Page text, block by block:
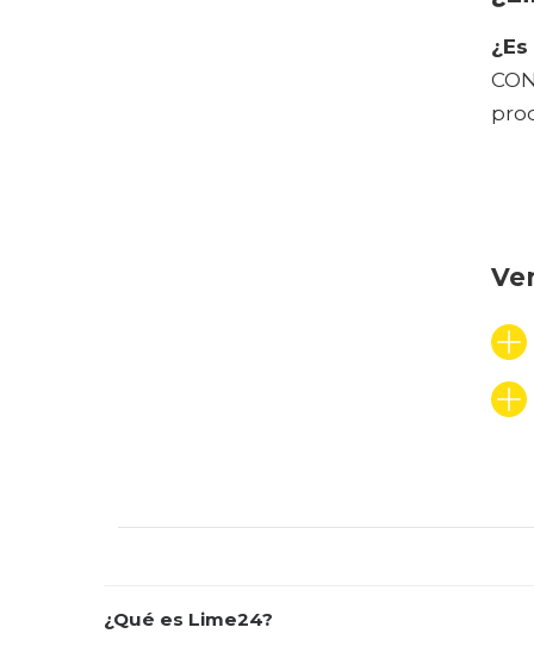
¿Qué es Lime24?